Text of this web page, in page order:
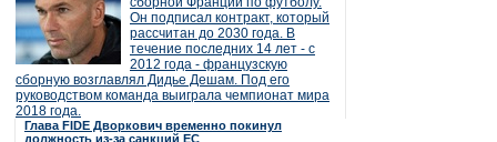
Он подписал контракт, который
рассчитан до 2030 года. В
течение последних 14 лет - с
2012 года - французскую
сборную возглавлял Дидье Дешам. Под его
руководством команда выиграла чемпионат мира
2018 года.
Глава FIDE Дворкович временно покинул
должность из-за санкций ЕС